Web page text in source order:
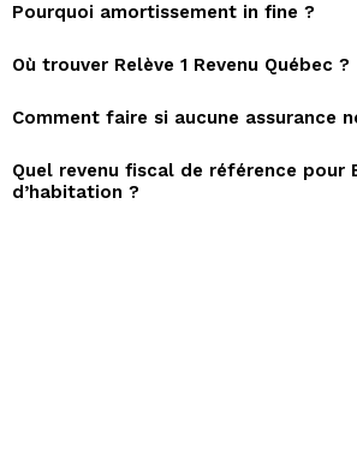
Pourquoi amortissement in fine ?
Où trouver Relève 1 Revenu Québec ?
Comment faire si aucune assurance
Quel revenu fiscal de référence pour
d’habitation ?